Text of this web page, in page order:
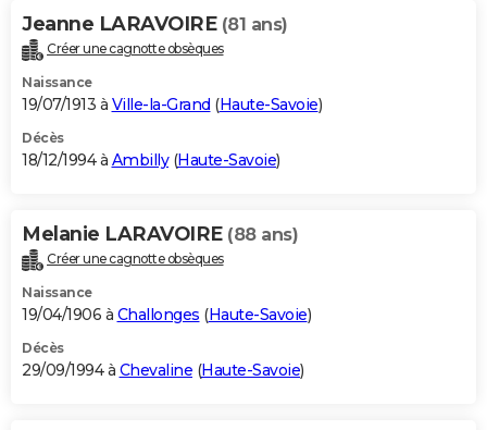
Jeanne LARAVOIRE (81 ans)
Créer une cagnotte obsèques
Naissance
19/07/1913 à Ville-la-Grand (Haute-Savoie)
Décès
18/12/1994 à Ambilly(Haute-Savoie)
Melanie LARAVOIRE (88 ans)
Créer une cagnotte obsèques
Naissance
19/04/1906 à Challonges (Haute-Savoie)
Décès
29/09/1994 à Chevaline (Haute-Savoie)